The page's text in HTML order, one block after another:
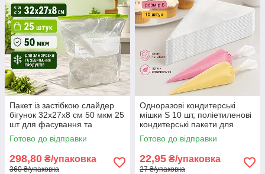
Пакет із застібкою слайдер
бігунок 32x27x8 см 50 мкм 25
шт для фасування та
заморожування продуктів
Готово до відправки
298,80 ₴/упаковка
360 ₴/упаковка
Одноразові кондитерські
мішки S 10 шт, поліетиленові
кондитерські пакети для
десертів
Готово до відправки
22,95 ₴/упаковка
27 ₴/упаковка